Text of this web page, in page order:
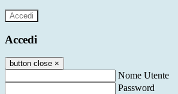
Accedi
Accedi
button close ×
Nome Utente
Password